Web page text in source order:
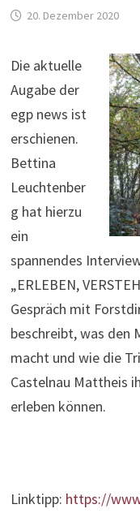
20. Dezember 2020
Die aktuelle
Augabe der
egp news ist
erschienen.
Bettina
Leuchtenber
g hat hierzu
ein
spannendes
„ERLEBEN,
Gespräch mit
beschreibt, was den
macht und wie die
Castelnau Mattheis
erleben können.
Linktipp: https://